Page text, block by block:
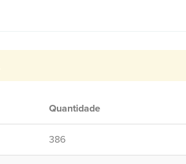
Quantidade
386